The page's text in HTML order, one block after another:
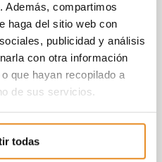
Además, compartimos
haga del sitio web con
publicidad y análisis
con otra información
que hayan recopilado a
de sus servicios.
todas